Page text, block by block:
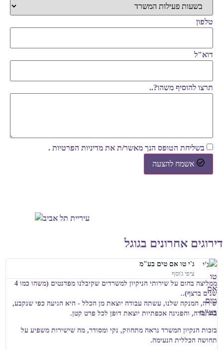
טלפון
דוא"ל
תרצו להוסיף משהו?..
בשליחת הטופס הנך מאשר/ת את מדיניות הפרטיות .
אשמח להצעה
דירוגים אחרונים בגוגל
ג'י טו אם טים בע"מ
ציפי ג'וסף
ממליצה בחום על שירותי הניקיון למשרדים שקיבלנו מפדנטים (משהו כמו 4
שנים ברצף)..
שירה, המנקה שלנו, עשתה עבודה יוצאת מן הכלל - היא הגיעה כפי שנקבע,
בהתמדה, והפגינה אכפתיות יוצאת דופן לכל פרט קטן.
בזכות הנקיון המשרד נראה מתחוזק, נקי ומסודר, מה שישירות משפיע על
תחושה הכללית הנעימה.